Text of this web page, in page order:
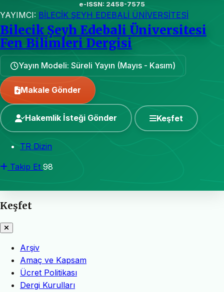
e-ISSN: 2458-7575
YAYIMCI: BİLECİK ŞEYH EDEBALİ ÜNİVERSİTESİ
Bilecik Şeyh Edebali Üniversitesi
Fen Bilimleri Dergisi
Yayın Modeli: Süreli Yayın (Mayıs - Kasım)
Makale Gönder
Hakemlik İsteği Gönder Keşfet
TR Dizin
Takip Et 98
Keşfet
Arşiv
Amaç ve Kapsam
Ücret Politikası
Dergi Kurulları